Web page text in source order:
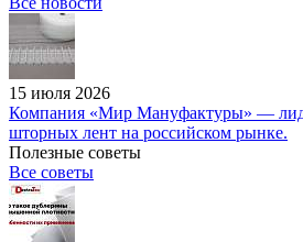
15 июля 2026
Компания «Мир Мануфактуры» —
шторных лент на российском рынке.
Полезные советы
Все советы